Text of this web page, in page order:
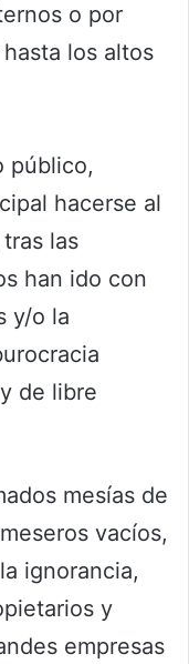
o por
los altos
público,
hacerse al
las
han ido con
y/o la
de libre
mesías de
vacíos,
ignorancia,
y
empresas